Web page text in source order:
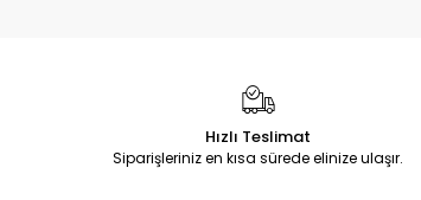
Hızlı Teslimat
Siparişleriniz en kısa sürede elinize ulaşır.